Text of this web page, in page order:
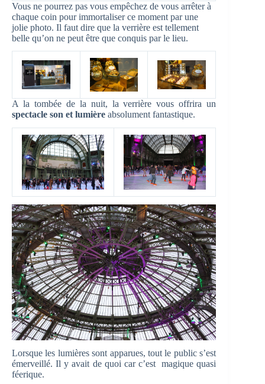
Vous ne pourrez pas vous empêchez de vous arrêter à
chaque coin pour immortaliser ce moment par une
jolie photo. Il faut dire que la verrière est tellement
belle qu’on ne peut être que conquis par le lieu.
A la tombée de la nuit, la verrière vous offrira un
spectacle son et lumière absolument fantastique.
Lorsque les lumières sont apparues, tout le public s’est
émerveillé. Il y avait de quoi car c’est magique quasi
féerique.